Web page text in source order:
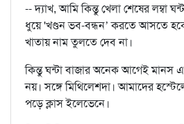
-- দ্যাখ, আমি কিন্তু খেলা শেষের লম্বা
ধুয়ে 'খণ্ডন ভব-বন্ধন’ করতে আসতে
খাতায় নাম তুলতে দেব না।
কিন্তু ঘন্টা বাজার অনেক আগেই মানস
নয়। সঙ্গে মিথিলেশদা। আমাদের
পড়ে ক্লাস ইলেভেনে।